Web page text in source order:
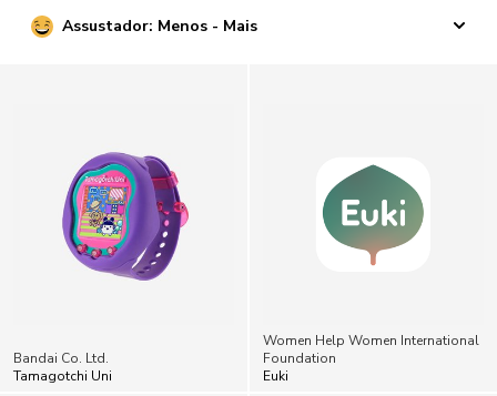
Assustador: Menos - Mais
Bandai Co. Ltd.
Tamagotchi Uni
Women Help Women International
Foundation
Euki